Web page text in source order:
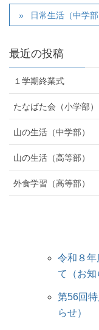
日常生活（中学部
最近の投稿
１学期終業式
たなばた会（小学部）
山の生活（中学部）
山の生活（高等部）
外食学習（高等部）
令和８
て（お知
第56回
らせ）